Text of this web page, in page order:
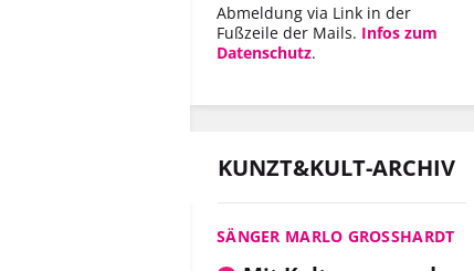
Abmeldung via Link in der
Fußzeile der Mails. Infos zum
Datenschutz.
KUNZT&KULT-ARCHIV
SÄNGER MARLO GROSSHARDT